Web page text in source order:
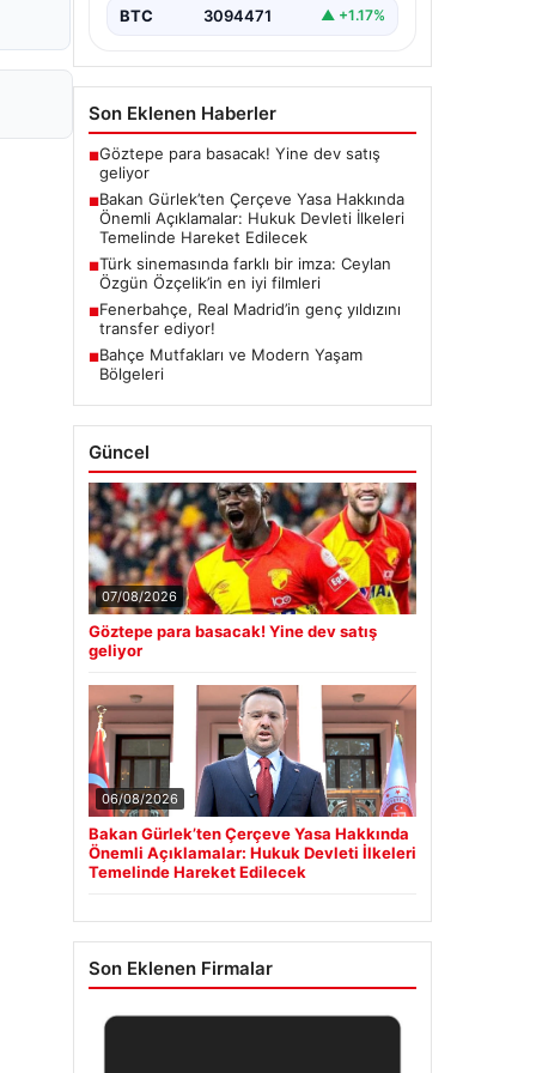
yürürlüğe girmesiyle…
BTC 3094471 ▲ +1.17%
Son Eklenen Haberler
■Göztepe para basacak! Yine dev satış
geliyor
■Bakan Gürlek’ten Çerçeve Yasa Hakkında
Önemli Açıklamalar: Hukuk Devleti İlkeleri
Temelinde Hareket Edilecek
■Türk sinemasında farklı bir imza: Ceylan
Özgün Özçelik’in en iyi filmleri
■Fenerbahçe, Real Madrid’in genç yıldızını
transfer ediyor!
■Bahçe Mutfakları ve Modern Yaşam
Bölgeleri
Güncel
07/08/2026
Göztepe para basacak! Yine dev satış
geliyor
06/08/2026
Bakan Gürlek’ten Çerçeve Yasa Hakkında
Önemli Açıklamalar: Hukuk Devleti İlkeleri
Temelinde Hareket Edilecek
Son Eklenen Firmalar